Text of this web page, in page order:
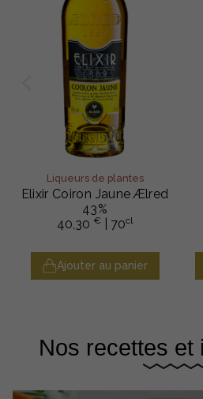
Liqueurs de plantes
Elixir Coiron Jaune Ælred
43%
40,30 € | 70cl
Ajouter au panier
Nos recettes et